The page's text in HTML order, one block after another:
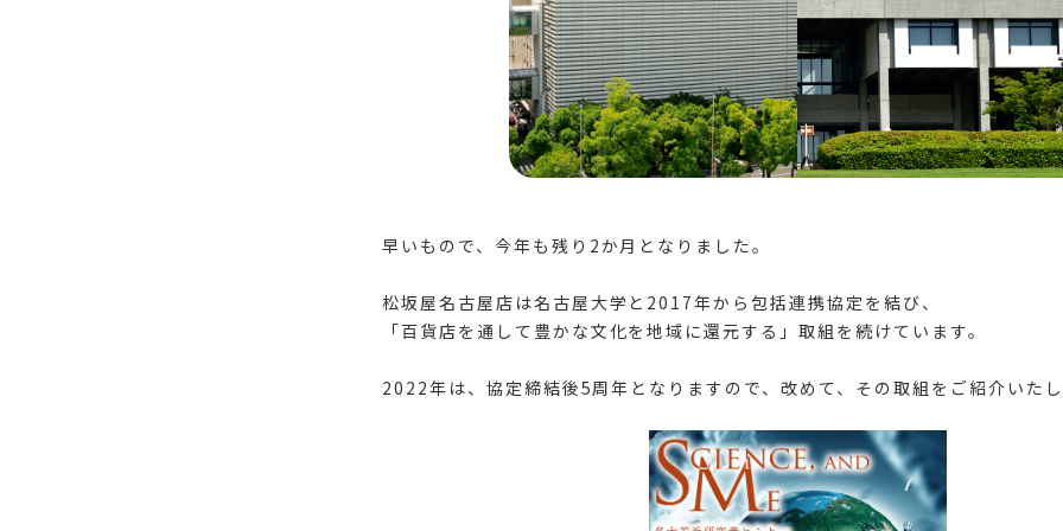
早いもので、今年も残り2か月となりました。
松坂屋名古屋店は名古屋大学と2017年から包括連携協定を結び、
「百貨店を通して豊かな文化を地域に還元する」取組を続けています。
2022年は、協定締結後5周年となりますので、改めて、その取組をご紹介いた